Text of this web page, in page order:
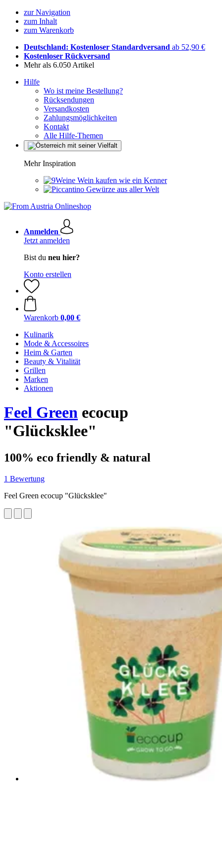
zur Navigation
zum Inhalt
zum Warenkorb
Deutschland: Kostenloser Standardversand ab 52,90 €
Kostenloser Rückversand
Mehr als 6.050 Artikel
Hilfe
Wo ist meine Bestellung?
Rücksendungen
Versandkosten
Zahlungsmöglichkeiten
Kontakt
Alle Hilfe-Themen
Mehr Inspiration
Wein kaufen wie ein Kenner
Gewürze aus aller Welt
Anmelden
Jetzt anmelden
Bist du neu hier?
Konto erstellen
Warenkorb 0,00 €
Kulinarik
Mode & Accessoires
Heim & Garten
Beauty & Vitalität
Grillen
Marken
Aktionen
Feel Green ecocup
"Glücksklee"
100% eco friendly & natural
1 Bewertung
Feel Green ecocup "Glücksklee"